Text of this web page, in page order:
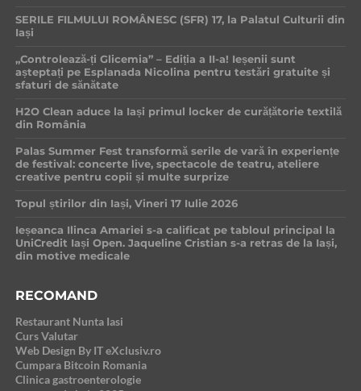
SERILE FILMULUI ROMÂNESC (SFR) 17, la Palatul Culturii din
Iași
„Controlează-ți Glicemia” – Ediția a II-a! Ieșenii sunt
așteptați pe Esplanada Nicolina pentru testări gratuite și
sfaturi de sănătate
H2O Clean aduce la Iași primul locker de curățătorie textilă
din România
Palas Summer Fest transformă serile de vară în experiențe
de festival: concerte live, spectacole de teatru, ateliere
creative pentru copii și multe surprize
Topul știrilor din Iași, Vineri 17 Iulie 2026
Ieșeanca Ilinca Amariei s-a calificat pe tabloul principal la
UniCredit Iași Open. Jaqueline Cristian s-a retras de la Iași,
din motive medicale
RECOMAND
Restaurant Nunta Iasi
Curs Valutar
Web Design By IT eXclusiv.ro
Cumpara Bitcoin Romania
Clinica gastroenterologie